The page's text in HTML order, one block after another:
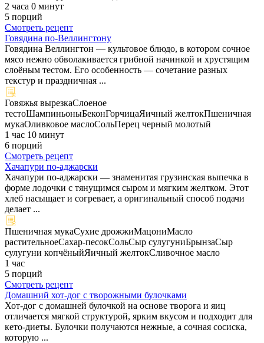
2 часа 0 минут
5 порций
Смотреть рецепт
Говядина по-Веллингтону
Говядина Веллингтон — культовое блюдо, в котором сочное
мясо нежно обволакивается грибной начинкой и хрустящим
слоёным тестом. Его особенность — сочетание разных
текстур и праздничная ...
Говяжья вырезкаСлоеное
тестоШампиньоныБеконГорчицаЯичный желтокПшеничная
мукаОливковое маслоСольПерец черный молотый
1 час 10 минут
6 порций
Смотреть рецепт
Хачапури по-аджарски
Хачапури по-аджарски — знаменитая грузинская выпечка в
форме лодочки с тянущимся сыром и мягким желтком. Этот
хлеб насыщает и согревает, а оригинальный способ подачи
делает ...
Пшеничная мукаСухие дрожжиМацониМасло
растительноеСахар-песокСольСыр сулугуниБрынзаСыр
сулугуни копчёныйЯичный желтокСливочное масло
1 час
5 порций
Смотреть рецепт
Домашний хот-дог с творожными булочками
Хот-дог с домашней булочкой на основе творога и яиц
отличается мягкой структурой, ярким вкусом и подходит для
кето-диеты. Булочки получаются нежные, а сочная сосиска,
которую ...